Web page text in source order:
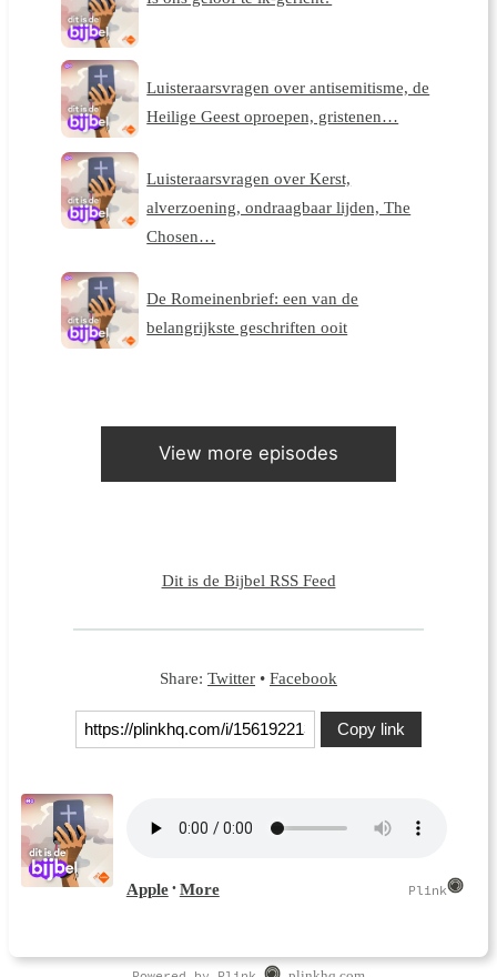
Luisteraarsvragen over antisemitisme, de
Heilige Geest oproepen, gristenen…
Luisteraarsvragen over Kerst,
alverzoening, ondraagbaar lijden, The
Chosen…
De Romeinenbrief: een van de
belangrijkste geschriften ooit
View more episodes
Dit is de Bijbel RSS Feed
Share: Twitter • Facebook
Copy link